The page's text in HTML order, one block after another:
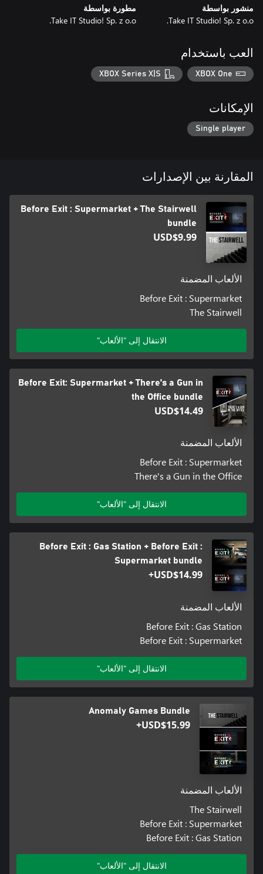
منشور بواسطة
Take IT Studio! Sp. z o.o.
مطورة بواسطة
Take IT Studio! Sp. z o.o.
العب باستخدام
XBOX One
XBOX Series X|S
الإمكانات
Single player
المقارنة بين الإصدارات
Before Exit : Supermarket + The Stairwell
bundle
USD$9.99
الألعاب المضمنة
Before Exit : Supermarket
The Stairwell
الانتقال إلى "الألعاب"
Before Exit: Supermarket + There's a Gun in
the Office bundle
USD$14.49
الألعاب المضمنة
Before Exit : Supermarket
There's a Gun in the Office
الانتقال إلى "الألعاب"
Before Exit : Gas Station + Before Exit :
Supermarket bundle
USD$14.99+
الألعاب المضمنة
Before Exit : Gas Station
Before Exit : Supermarket
الانتقال إلى "الألعاب"
Anomaly Games Bundle
USD$15.99+
الألعاب المضمنة
The Stairwell
Before Exit : Supermarket
Before Exit : Gas Station
الانتقال إلى "الألعاب"